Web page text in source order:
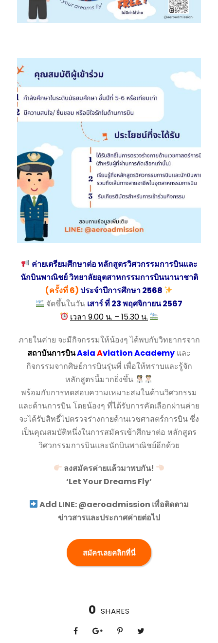
ค่ายเตรียมศึกษาต่อ หลักสูตรวิศวกรรมการบินเเละ
นักบินพาณิชย์ วิทยาลัยอุตสาหกรรมการบินนานาชาติ
(ครั้งที่ 6)ประจำปีการศึกษา 2568
จัดขึ้นในวัน เสาร์ ที่ 23 พฤศจิกายน 2567
เวลา 9.00 น. – 15.30 น.
ภายในค่าย จะมีกิจกรรมให้น้องๆ ได้พบกับวิทยากรจาก
สถาบันการบินAsiaAviation Academy และ
กิจกรรมจากศิษย์การบินรุ่นพี่ เพื่อให้ทราบและรู้จัก
หลักสูตรนี้มากยิ่งขึ้น
พร้อมกับการทดสอบความเหมาะสมในด้านวิศวกรรม
เเละด้านการบิน โดยน้องๆ ที่ได้รับการคัดเลือกผ่านค่าย
จะได้รับสิทธิ์ไปตรวจร่างกายด้านเวชศาสตร์การบิน ซึ่ง
เป็นคุณสมบัติหนึ่งในการสมัครเข้าศึกษาต่อ หลักสูตร
วิศวกรรมการบินและนักบินพาณิชย์อีกด้วย
ลงสมัครค่ายเเล้วมาพบกัน!
‘Let Your Dreams Fly’
Add LINE: @aeroadmission เพื่อติดตาม
ข่าวสารและประกาศค่ายต่อไป
สมัครเลยคลิกที่นี่
0 SHARES